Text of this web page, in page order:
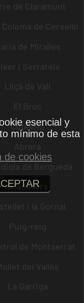
de Claramunt
de Cervelló
de Miralles
i Serrateix
Lliçà de Vall
El Bruc
Cubelles
Abrera
de Berguedà
Granollers
i la Gornal
Puig-reig
de Montserrat
del Vallès
La Garriga
esencial y
mínimo de esta
de cookies